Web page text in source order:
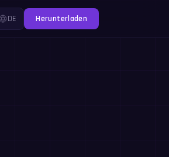
DE Herunterladen